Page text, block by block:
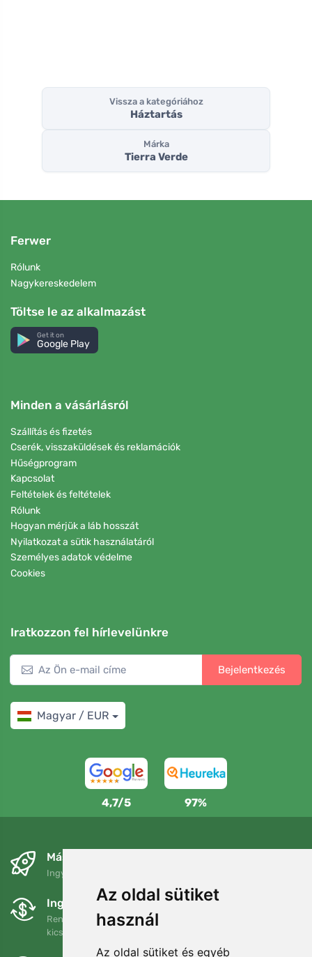
Az oldal sütiket
használ
Az oldal sütiket és egyéb
Vissza a kategóriához
Háztartás
Márka
Tierra Verde
Ferwer
Rólunk
Nagykereskedelem
Töltse le az alkalmazást
Get it on
Google Play
Minden a vásárlásról
Szállítás és fizetés
Cserék, visszaküldések és reklamációk
Hűségprogram
Kapcsolat
Feltételek és feltételek
Rólunk
Hogyan mérjük a láb hosszát
Nyilatkozat a sütik használatáról
Személyes adatok védelme
Cookies
Iratkozzon fel hírlevelünkre
Bejelentkezés
Magyar / EUR
4,7/5 97%
Másnapra és ingyenesen
Ingyenes szállítás a következő összeg felett: 80 EUR
Ingyenes csere és visszaküldés
Rendelését 90 napon belül bármikor visszaküldheti vagy
kicserélheti.